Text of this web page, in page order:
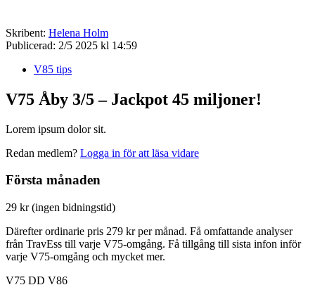
Skribent: Helena Holm
Publicerad: 2/5 2025 kl 14:59
V85 tips
V75 Åby 3/5 – Jackpot 45 miljoner!
Lorem ipsum dolor sit.
Redan medlem? Logga in för att läsa vidare
Första månaden
29 kr (ingen bidningstid)
Därefter ordinarie pris 279 kr per månad. Få omfattande analyser
från TravEss till varje V75-omgång. Få tillgång till sista infon inför
varje V75-omgång och mycket mer.
V75 DD V86